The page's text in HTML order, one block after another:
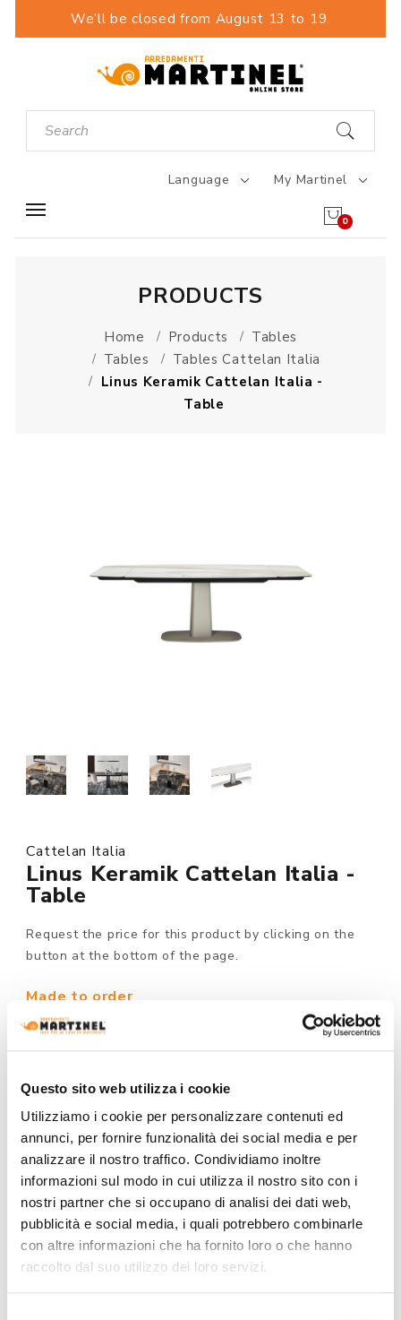
Questo sito web utilizza i cookie
Utilizziamo i cookie per personalizzare contenuti ed
annunci, per fornire funzionalità dei social media e per
analizzare il nostro traffico. Condividiamo inoltre
informazioni sul modo in cui utilizza il nostro sito con i
nostri partner che si occupano di analisi dei dati web,
pubblicità e social media, i quali potrebbero combinarle
con altre informazioni che ha fornito loro o che hanno
raccolto dal suo utilizzo dei loro servizi.
We’ll be closed from August 13 to 19.
Language My Martinel
0
PRODUCTS
Home Products
Tables
Tables
Tables Cattelan Italia
Linus Keramik Cattelan Italia -
Table
Cattelan Italia
Linus Keramik Cattelan Italia -
Table
Request the price for this product by clicking on the
button at the bottom of the page.
Made to order
BASE FINISH:
TOP FINISH: